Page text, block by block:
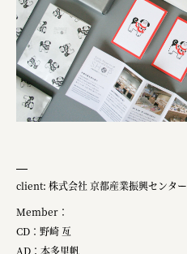
client: 株式会社 京都産業振興センター
Member：
CD：野崎 亙
AD：本多里帆